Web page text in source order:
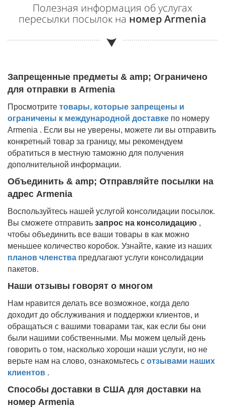
Полезная информация об услугах
пересылки посылок на номер Armenia
Запрещенные предметы & amp; Ограничено
для отправки в Armenia
Просмотрите товары, которые запрещены и
ограничены к международной доставке по номеру
Armenia . Если вы не уверены, можете ли вы отправить
конкретный товар за границу, мы рекомендуем
обратиться в местную таможню для получения
дополнительной информации.
Объединить & amp; Отправляйте посылки на
адрес Armenia
Воспользуйтесь нашей услугой консолидации посылок.
Вы сможете отправить запрос на консолидацию ,
чтобы объединить все ваши товары в как можно
меньшее количество коробок. Узнайте, какие из наших
планов членства предлагают услуги консолидации
пакетов.
Наши отзывы говорят о многом
Нам нравится делать все возможное, когда дело
доходит до обслуживания и поддержки клиентов, и
обращаться с вашими товарами так, как если бы они
были нашими собственными. Мы можем целый день
говорить о том, насколько хороши наши услуги, но не
верьте нам на слово, ознакомьтесь с отзывами наших
клиентов .
Способы доставки в США для доставки на
номер Armenia